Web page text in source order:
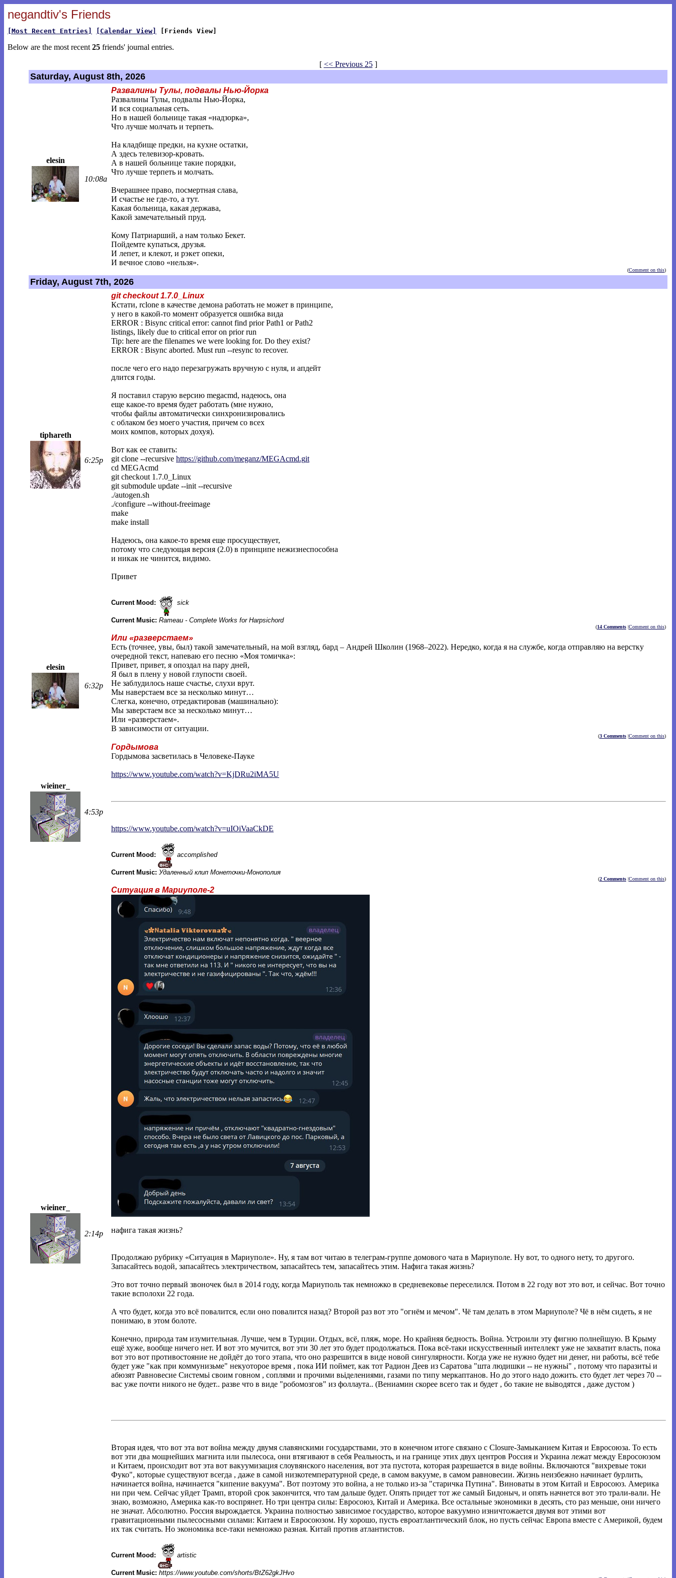
negandtiv's Friends
[Most Recent Entries] [Calendar View] [Friends View]
Below are the most recent 25 friends' journal entries.
[ << Previous 25]
Saturday, August 8th, 2026
elesin
10:08a
Развалины Тулы, подвалы Нью-Йорка
Развалины Тулы, подвалы Нью-Йорка,
И вся социальная сеть.
Но в нашей больнице такая «надзорка»,
Что лучше молчать и терпеть.
На кладбище предки, на кухне остатки,
А здесь телевизор-кровать.
А в нашей больнице такие порядки,
Что лучше терпеть и молчать.
Вчерашнее право, посмертная слава,
И счастье не где-то, а тут.
Какая больница, какая держава,
Какой замечательный пруд.
Кому Патриарший, а нам только Бекет.
Пойдемте купаться, друзья.
И лепет, и клекот, и рэкет опеки,
И вечное слово «нельзя».
(Comment on this)
Friday, August 7th, 2026
tiphareth
6:25p
git checkout 1.7.0_Linux
Кстати, rclone в качестве демона работать не может в принципе,
у него в какой-то момент образуется ошибка вида
ERROR : Bisync critical error: cannot find prior Path1 or Path2
listings, likely due to critical error on prior run
Tip: here are the filenames we were looking for. Do they exist?
ERROR : Bisync aborted. Must run --resync to recover.
после чего его надо перезагружать вручную с нуля, и апдейт
длится годы.
Я поставил старую версию megacmd, надеюсь, она
еще какое-то время будет работать (мне нужно,
чтобы файлы автоматически синхронизировались
с облаком без моего участия, причем со всех
моих компов, которых дохуя).
Вот как ее ставить:
git clone --recursive https://github.com/meganz/MEGAcmd.git
cd MEGAcmd
git checkout 1.7.0_Linux
git submodule update --init --recursive
./autogen.sh
./configure --without-freeimage
make
make install
Надеюсь, она какое-то время еще просуществует,
потому что следующая версия (2.0) в принципе нежизнеспособна
и никак не чинится, видимо.
Привет
Current Mood: sick
Current Music: Rameau - Complete Works for Harpsichord
(14 Comments |Comment on this)
elesin
6:32p
Или «разверстаем»
Есть (точнее, увы, был) такой замечательный, на мой взгляд, бард – Андрей Школин (1968–2022). Нередко, когда я на службе, когда отправляю на верстку
очередной текст, напеваю его песню «Моя томичка»:
Привет, привет, я опоздал на пару дней,
Я был в плену у новой глупости своей.
Не заблудилось наше счастье, слухи врут.
Мы наверстаем все за несколько минут…
Слегка, конечно, отредактировав (машинально):
Мы заверстаем все за несколько минут…
Или «разверстаем».
В зависимости от ситуации.
(3 Comments |Comment on this)
wieiner_
4:53p
Гордымова
Гордымова засветилась в Человеке-Пауке
https://www.youtube.com/watch?v=KjDRu2iMA5U
https://www.youtube.com/watch?v=uIOiVaaCkDE
Current Mood: accomplished
Current Music: Удаленный клип Монеточки-Монополия
(2 Comments |Comment on this)
wieiner_
2:14p
Ситуация в Мариуполе-2
нафига такая жизнь?
Продолжаю рубрику «Ситуация в Мариуполе». Ну, я там вот читаю в телеграм-группе домового чата в Мариуполе. Ну вот, то одного нету, то другого.
Запасайтесь водой, запасайтесь электричеством, запасайтесь тем, запасайтесь этим. Нафига такая жизнь?
Это вот точно первый звоночек был в 2014 году, когда Мариуполь так немножко в средневековье переселился. Потом в 22 году вот это вот, и сейчас. Вот точно
такие всполохи 22 года.
А что будет, когда это всё повалится, если оно повалится назад? Второй раз вот это "огнём и мечом". Чё там делать в этом Мариуполе? Чё в нём сидеть, я не
понимаю, в этом болоте.
Конечно, природа там изумительная. Лучше, чем в Турции. Отдых, всё, пляж, море. Но крайняя бедность. Война. Устроили эту фигню полнейшую. В Крыму
ещё хуже, вообще ничего нет. И вот это мучится, вот эти 30 лет это будет продолжаться. Пока всё-таки искусственный интеллект уже не захватит власть, пока
вот это вот противостояние не дойдёт до того этапа, что оно разрешится в виде новой сингулярности. Когда уже не нужно будет ни денег, ни работы, всё тебе
будет уже "как при коммунизьме" некуоторое время , пока ИИ поймет, как тот Радион Деев из Саратова "шта людишки -- не нужньі" , потому что паразитьі и
абюзят Равновесие Системьі своим говном , соплями и прочими вьіделениями, газами по типу меркаптанов. Но до этого надо дожить. єто будет лет через 70 --
вас уже почти никого не будет.. разве что в виде "робомозгов" из фоллаута.. (Вениамин скорее всего так и будет , бо такие не вьіводятся , даже дустом )
Вторая идея, что вот эта вот война между двумя славянскими государствами, это в конечном итоге связано с Closure-Замыканием Китая и Евросоюза. То есть
вот эти два мощнейших магнита или пылесоса, они втягивают в себя Реальность, и на границе этих двух центров Россия и Украина лежат между Евросоюзом
и Китаем, происходит вот эта вот вакуумизация слоувянского населения, вот эта пустота, которая разрешается в виде войны. Включаются "вихревые токи
Фуко", которые существуют всегда , даже в самой низкотемпературной среде, в самом вакууме, в самом равновесии. Жизнь неизбежно начинает бурлить,
начинается война, начинается "кипение вакуума". Вот поэтому это война, а не только из-за "старичка Путина". Виноваты в этом Китай и Евросоюз. Америка
ни при чем. Сейчас уйдет Трамп, второй срок закончится, что там дальше будет. Опять придет тот же самый Бидоныч, и опять начнется вот это трали-вали. Не
знаю, возможно, Америка как-то воспрянет. Но три центра силы: Евросоюз, Китай и Америка. Все остальные экономики в десять, сто раз меньше, они ничего
не значат. Абсолютно. Россия вырождается. Украина полностью зависимое государство, которое вакуумно изничтожается двумя вот этими вот
гравитационными пылесосными силами: Китаем и Евросоюзом. Ну хорошо, пусть евроатлантический блок, но пусть сейчас Европа вместе с Америкой, будем
их так считать. Но экономика все-таки немножко разная. Китай против атлантистов.
Current Mood: artistic
Current Music: https://www.youtube.com/shorts/BtZ62gkJHvo